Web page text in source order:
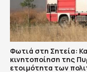
Φωτιά στη Σητεία:
κινητοποίηση της
ετοιμότητα των